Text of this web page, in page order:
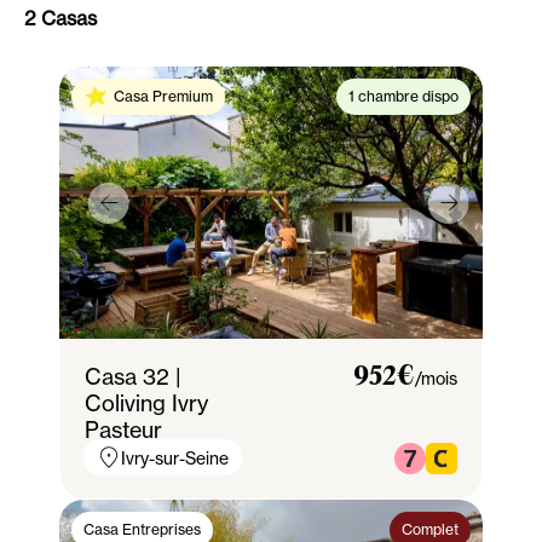
2 Casas
Casa Premium 1 chambre dispo
Casa 32 |
Coliving Ivry
Pasteur
952€/mois
Ivry-sur-Seine
Casa Entreprises Complet